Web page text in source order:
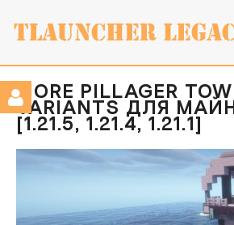
MORE PILLAGER
VARIANTS ДЛЯ
[1.21.5, 1.21.4, 1.21.1]